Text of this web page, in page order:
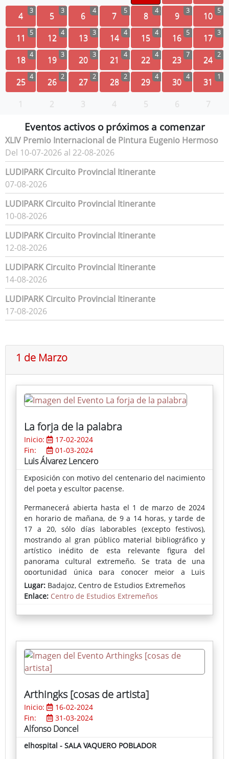
4 3 5 3 6 4 7 5 8 4 9 3 10 5
11 5 12 4 13 3 14 4 15 4 16 5 17 3
18 4 19 3 20 3 21 4 22 4 23 7 24 2
25 4 26 2 27 2 28 2 29 4 30 4 31 1
1 2 3 4 5 6 7
Eventos activos o próximos a comenzar
XLIV Premio Internacional de Pintura Eugenio Hermoso
Del 10-07-2026 al 22-08-2026
LUDIPARK Circuito Provincial Itinerante
07-08-2026
LUDIPARK Circuito Provincial Itinerante
10-08-2026
LUDIPARK Circuito Provincial Itinerante
12-08-2026
LUDIPARK Circuito Provincial Itinerante
14-08-2026
LUDIPARK Circuito Provincial Itinerante
17-08-2026
1 de Marzo
La forja de la palabra
Inicio:
17-02-2024
Fin:
01-03-2024
Luis Álvarez Lencero
Exposición con motivo del centenario del nacimiento
del poeta y escultor pacense.
Permanecerá abierta hasta el 1 de marzo de 2024
en horario de mañana, de 9 a 14 horas, y tarde de
17 a 20, sólo días laborables (excepto festivos),
mostrando al gran público material bibliográfico y
artístico inédito de esta relevante figura del
panorama cultural extremeño. Se trata de una
oportunidad única para conocer mejor a Luis
Álvarez Lencero y su círculo intelectual.
Más información (Gabinete de Prensa de la
Diputación de Badajoz)
Lugar: Badajoz, Centro de Estudios Extremeños
Enlace: Centro de Estudios Extremeños
Arthingks [cosas de artista]
Inicio:
16-02-2024
Fin:
31-03-2024
Alfonso Doncel
elhospital - SALA VAQUERO POBLADOR